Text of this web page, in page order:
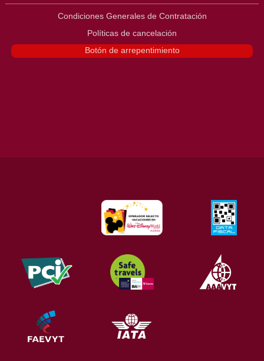
Condiciones Generales de Contratación
Políticas de cancelación
Botón de arrepentimiento